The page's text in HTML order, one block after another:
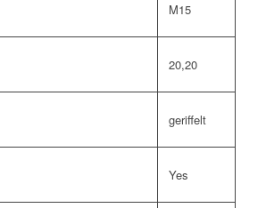
M15
20,20
geriffelt
Yes